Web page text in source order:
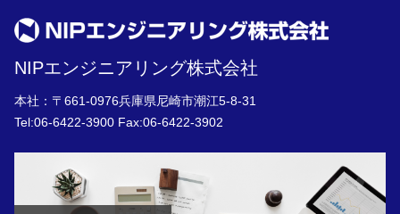
NIPエンジニアリング株式会社
本社：〒661-0976兵庫県尼崎市潮江5-8-31
Tel:06-6422-3900 Fax:06-6422-3902